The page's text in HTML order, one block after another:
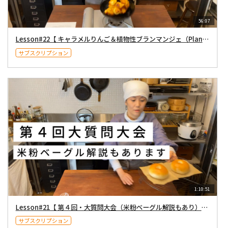
56:07
Lesson#22【 キャラメルりんご＆植物性ブランマンジェ（Plant-based） 】2020年11月21日
サブスクリプション
1:10:51
Lesson#21【 第４回・大質問大会（米粉ベーグル解説もあり）】2020年11月14日
サブスクリプション